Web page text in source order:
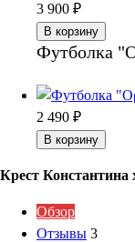
3 900 ₽
В корзину
Футболка
2 490 ₽
В корзину
Крест Константина
Обзор
Отзывы 3